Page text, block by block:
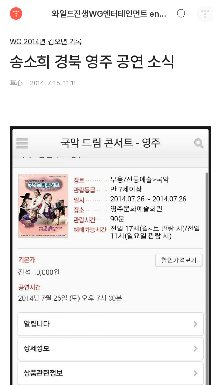
와일드진생WG엔터테인먼트 entertainment
WG 2014년 갑오년 기록
송소희 경북 영주 공연 소식
草心 2014. 7. 15. 11:11